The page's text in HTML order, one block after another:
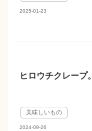
2025-01-23
ヒロウチクレープ。
美味しいもの
2024-09-26